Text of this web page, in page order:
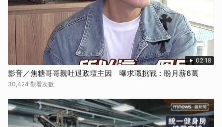
02:18
影音／焦糖哥哥親吐退政壇主因 曝求職挑戰：盼月薪6萬
30,424 觀看次數